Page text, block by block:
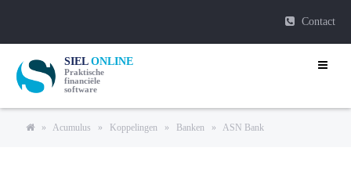
Contact
SIEL ONLINE
Praktische
financiële
software
» Acumulus » Koppelingen » Banken » ASN Bank